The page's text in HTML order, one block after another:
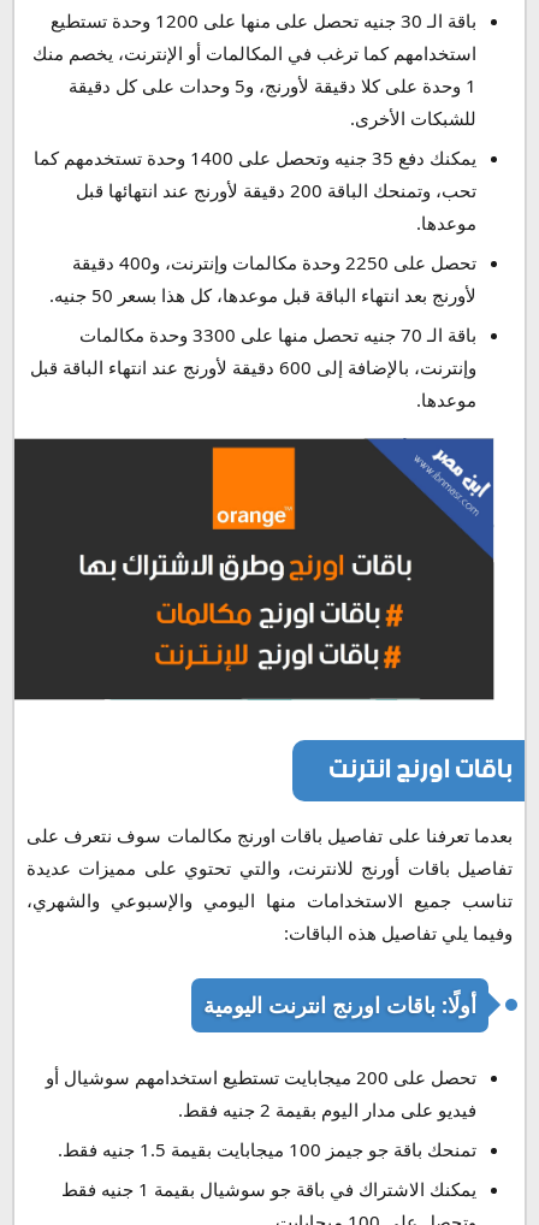
باقة الـ 30 جنيه تحصل على منها على 1200 وحدة تستطيع
استخدامهم كما ترغب في المكالمات أو الإنترنت، يخصم منك
1 وحدة على كلا دقيقة لأورنج، و5 وحدات على كل دقيقة
للشبكات الأخرى.
يمكنك دفع 35 جنيه وتحصل على 1400 وحدة تستخدمهم كما
تحب، وتمنحك الباقة 200 دقيقة لأورنج عند انتهائها قبل
موعدها.
تحصل على 2250 وحدة مكالمات وإنترنت، و400 دقيقة
لأورنج بعد انتهاء الباقة قبل موعدها، كل هذا بسعر 50 جنيه.
باقة الـ 70 جنيه تحصل منها على 3300 وحدة مكالمات
وإنترنت، بالإضافة إلى 600 دقيقة لأورنج عند انتهاء الباقة قبل
موعدها.
باقات اورنج انترنت
بعدما تعرفنا على تفاصيل باقات اورنج مكالمات سوف نتعرف على
تفاصيل باقات أورنج للانترنت، والتي تحتوي على مميزات عديدة
تناسب جميع الاستخدامات منها اليومي والإسبوعي والشهري،
وفيما يلي تفاصيل هذه الباقات:
أولًا: باقات اورنج انترنت اليومية
تحصل على 200 ميجابايت تستطيع استخدامهم سوشيال أو
فيديو على مدار اليوم بقيمة 2 جنيه فقط.
تمنحك باقة جو جيمز 100 ميجابايت بقيمة 1.5 جنيه فقط.
يمكنك الاشتراك في باقة جو سوشيال بقيمة 1 جنيه فقط